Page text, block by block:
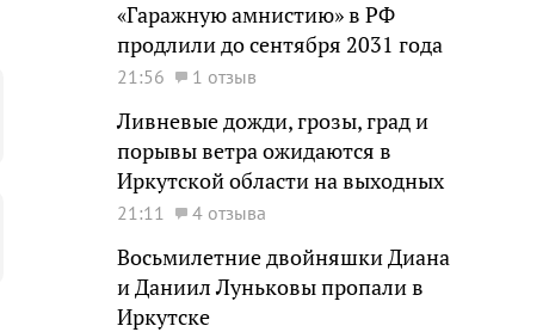
«Гаражную амнистию» в РФ
продлили до сентября 2031 года
21:56 1 отзыв
Ливневые дожди, грозы, град и
порывы ветра ожидаются в
Иркутской области на выходных
21:11 4 отзыва
Восьмилетние двойняшки Диана
и Даниил Луньковы пропали в
Иркутске